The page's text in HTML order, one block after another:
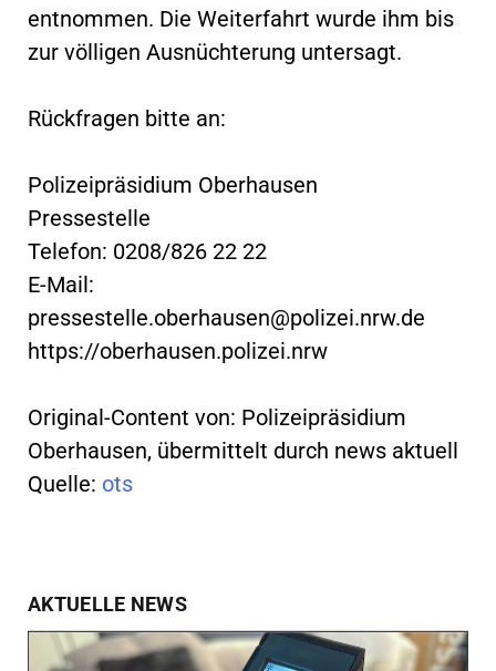
entnommen. Die Weiterfahrt wurde ihm bis
zur völligen Ausnüchterung untersagt.
Rückfragen bitte an:
Polizeipräsidium Oberhausen
Pressestelle
Telefon: 0208/826 22 22
E-Mail:
pressestelle.oberhausen@polizei.nrw.de
https://oberhausen.polizei.nrw
Original-Content von: Polizeipräsidium
Oberhausen, übermittelt durch news aktuell
Quelle: ots
AKTUELLE NEWS